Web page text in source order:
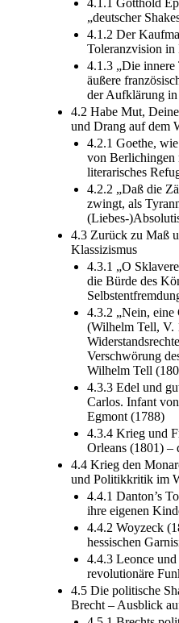
4.1.1 Gotthold
„deutscher
4.1.2 Der
Toleranzvision in
4.1.3 „Die innere
äußere
der Aufklärung
4.2 Habe Mut,
und Drang auf dem
4.2.1 Goethe,
von Berlichingen
literarisches
4.2.2 „Daß die
zwingt, als
(Liebes-
4.3 Zurück zu Maß
Klassizismus
4.3.1 „O
die Bürde des
4.3.2 „Nein, eine
(Wilhelm Tell, V.
Verschwörung
Wilhelm Tell
4.3.3 Edel und
Carlos. Infant
Egmont (1788)
4.3.4 Krieg und
Orleans (1801) –
4.4 Krieg den
und Politikkritik im
4.4.1 Danton’s
ihre eigenen
4.4.2 Woyzeck
hessischen
4.4.3 Leonce
revolutionäre
4.5 Die politische
Brecht – Ausblick